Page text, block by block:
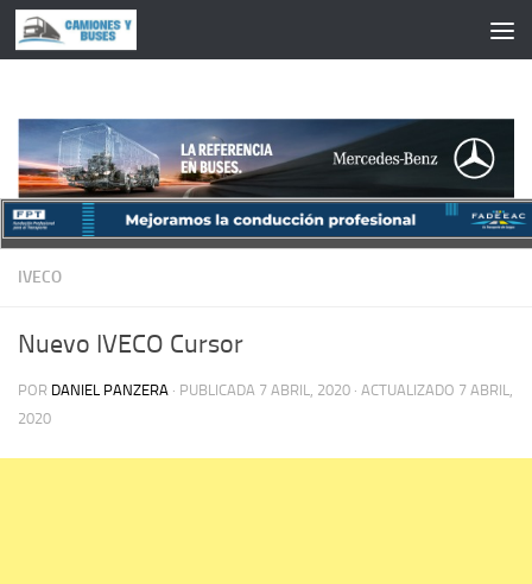
Saltar al contenido
IVECO
Nuevo IVECO Cursor
POR DANIEL PANZERA · PUBLICADA 7 ABRIL, 2020 · ACTUALIZADO 7 ABRIL,
2020